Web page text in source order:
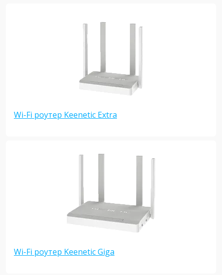
Wi-Fi роутер Keenetic Extra
Wi-Fi роутер Keenetic Giga